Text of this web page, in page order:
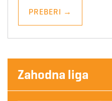
PREBERI →
Zahodna liga